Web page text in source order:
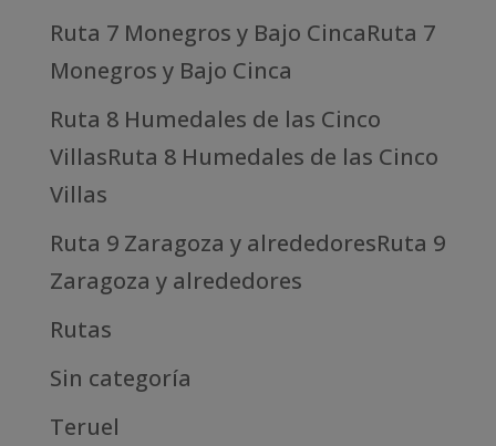
Ruta 7 Monegros y Bajo CincaRuta 7
Monegros y Bajo Cinca
Ruta 8 Humedales de las Cinco
VillasRuta 8 Humedales de las Cinco
Villas
Ruta 9 Zaragoza y alrededoresRuta 9
Zaragoza y alrededores
Rutas
Sin categoría
Teruel